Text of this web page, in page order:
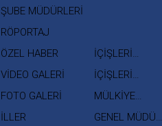
ŞUBE MÜDÜRLERİ
RÖPORTAJ
ÖZEL HABER
VİDEO GALERİ
FOTO GALERİ
İLLER
İÇİŞLERİ
BAKANI
İÇİŞLERİ
BAKAN
YARDIMCISI
MÜLKİYE
MÜFETTİŞLERİ
GENEL MÜDÜR